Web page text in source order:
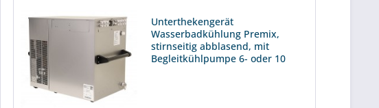
Unterthekengerät
Wasserbadkühlung Premix,
stirnseitig abblasend, mit
Begleitkühlpumpe 6- oder 10